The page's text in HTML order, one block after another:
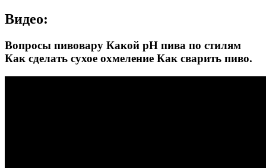
Видео:
Вопросы пивовару Какой pH пива по стилям
Как сделать сухое охмеление Как сварить пиво.